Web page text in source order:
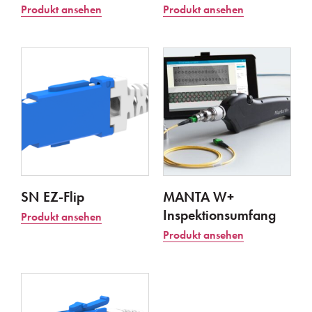
Produkt ansehen Produkt ansehen
SN EZ-Flip
Produkt ansehen
MANTA W+
Inspektionsumfang
Produkt ansehen